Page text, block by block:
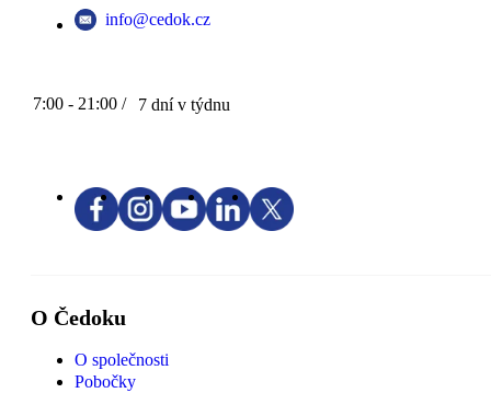
info@cedok.cz
7:00 - 21:00 / 7 dní v týdnu
O Čedoku
O společnosti
Pobočky